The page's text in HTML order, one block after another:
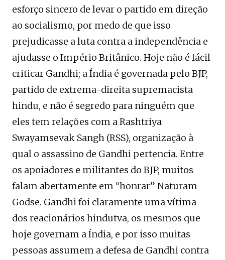
esforço sincero de levar o partido em direção
ao socialismo, por medo de que isso
prejudicasse a luta contra a independência e
ajudasse o Império Britânico. Hoje não é fácil
criticar Gandhi; a Índia é governada pelo BJP,
partido de extrema-direita supremacista
hindu, e não é segredo para ninguém que
eles tem relações com a Rashtriya
Swayamsevak Sangh (RSS), organização à
qual o assassino de Gandhi pertencia. Entre
os apoiadores e militantes do BJP, muitos
falam abertamente em “honrar” Naturam
Godse. Gandhi foi claramente uma vítima
dos reacionários hindutva, os mesmos que
hoje governam a Índia, e por isso muitas
pessoas assumem a defesa de Gandhi contra